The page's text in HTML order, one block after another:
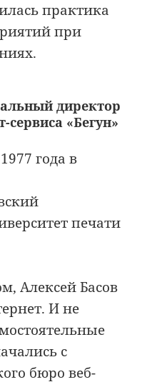
практика
при
директор
«Бегун»
года в
печати
Алексей Басов
И не
с
бюро веб-